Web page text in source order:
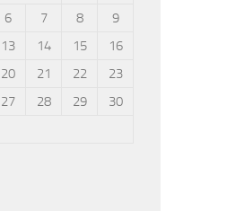
6 7 8
9
13 14 15
16
20 21 22
23
27 28 29
30